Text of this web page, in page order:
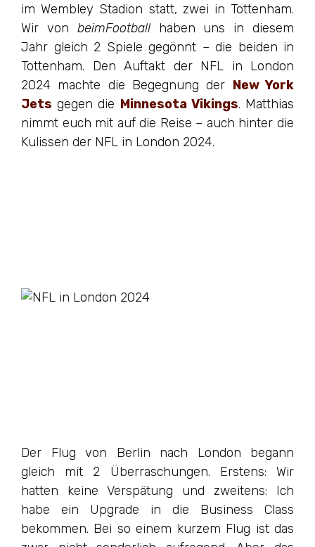
im Wembley Stadion statt, zwei in Tottenham.
Wir von beimFootballhaben uns in diesem
Jahr gleich 2 Spiele gegönnt – die beiden in
Tottenham. Den Auftakt der NFL in London
2024 machte die Begegnung der New York
Jets gegen die Minnesota Vikings. Matthias
nimmt euch mit auf die Reise – auch hinter die
Kulissen der NFL in London 2024.
Der Flug von Berlin nach London begann
gleich mit 2 Überraschungen. Erstens: Wir
hatten keine Verspätung und zweitens: Ich
habe ein Upgrade in die Business Class
bekommen. Bei so einem kurzem Flug ist das